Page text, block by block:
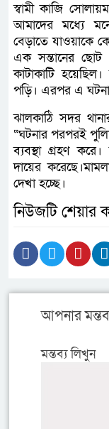
স্বামী কাজি
আমাদের মধ্যে
বেড়াতে যাওয়াকে
এক সন্তানের ছোট
কাটাকাটি
পড়ি। এরপর এ
ঝালকাঠি সদর
“ঘটনার পরপরই
ব্যবস্থা গ্রহণ
দায়ের
দেখা হচ্ছে।
নিউজটি শেয়ার
আপনার
মন্তব্য লিখুন